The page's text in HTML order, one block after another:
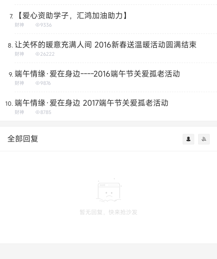
【爱心资助学子，汇鸿加油助力】
财神 9336
让关怀的暖意充满人间 2016新春送温暖活动圆满结束
财神 26222
端午情缘·爱在身边----2016端午节关爱孤老活动
财神 9876
端午情缘·爱在身边 2017端午节关爱孤老活动
财神 8785
全部回复
暂无回复，快来抢沙发